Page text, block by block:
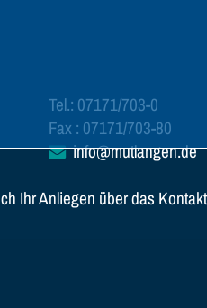
Tel.: 07171/703-0
Fax : 07171/703-80
info@mutlangen.de
Ihr Anliegen über das